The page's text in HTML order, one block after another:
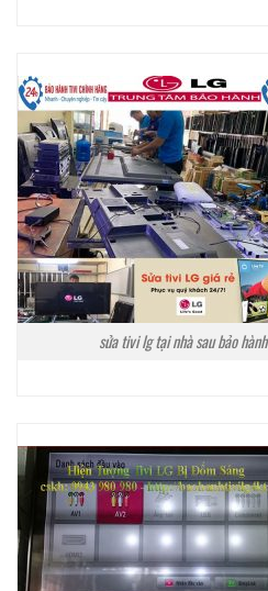
sửa tivi lg tại nhà sau bảo hành